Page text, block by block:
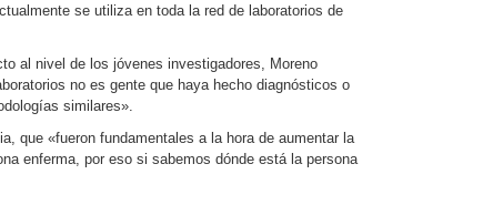
se utiliza en toda la red de laboratorios de
al nivel de los jóvenes investigadores, Moreno
no es gente que haya hecho diagnósticos o
similares».
que «fueron fundamentales a la hora de aumentar la
enferma, por eso si sabemos dónde está la persona